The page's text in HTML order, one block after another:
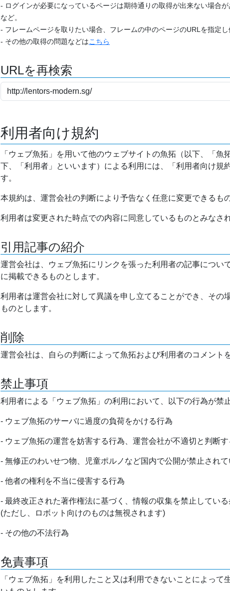
- ログインが必要になっているページは期待通りの取得が出来ない場合
など。
- フレームページを取りたい場合、フレームの中のページのURLを指定
- その他の取得の問題などはこちら
URLを再検索
利用者向け規約
「ウェブ魚拓」を用いて他のウェブサイトの魚拓（以下、「
下、「利用者」といいます）による利用には、「利用者向け規
す。
本規約は、運営会社の判断により予告なく任意に変更できるも
利用者は変更された時点での内容に同意しているものとみなさ
引用記事の紹介
運営会社は、ウェブ魚拓にリンクを張った利用者の記事につい
に掲載できるものとします。
利用者は運営会社に対して異議を申し立てることができ、その
ものとします。
削除
運営会社は、自らの判断によって魚拓および利用者のコメント
禁止事項
利用者による「ウェブ魚拓」の利用において、以下の行為が禁
- ウェブ魚拓のサーバに過度の負荷をかける行為
- ウェブ魚拓の運営を妨害する行為、運営会社が不適切と判断す
- 無修正のわいせつ物、児童ポルノなど国内で公開が禁止されて
- 他者の権利を不当に侵害する行為
- 最終改正された著作権法に基づく、情報の収集を禁止してい
(ただし、ロボット向けのものは無視されます)
- その他の不法行為
免責事項
「ウェブ魚拓」を利用したこと又は利用できないことによっ